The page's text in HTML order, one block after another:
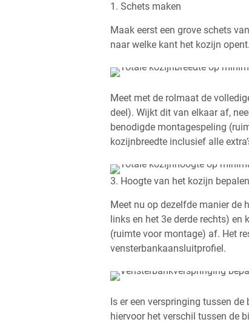
1. Schets maken
Maak eerst een grove schets
naar welke kant het kozijn
Meet met de rolmaat de
deel). Wijkt dit van elkaar af,
benodigde montagespeling
kozijnbreedte inclusief alle
3. Hoogte van het kozijn bepalen
Meet nu op dezelfde manier de
links en het 3e derde rechts)
(ruimte voor montage) af. Het
vensterbankaansluitprofiel.
Is er een verspringing tussen
hiervoor het verschil tussen de